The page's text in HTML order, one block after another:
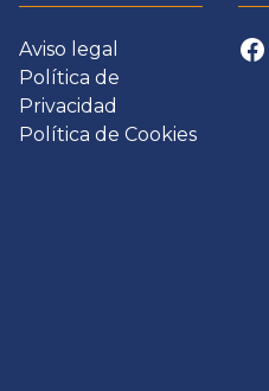
Aviso legal
Política de
Privacidad
Política de Cookies
Facebook